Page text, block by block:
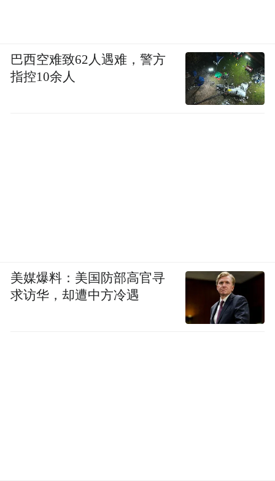
巴西空难致62人遇难，警方
指控10余人
美媒爆料：美国防部高官寻
求访华，却遭中方冷遇